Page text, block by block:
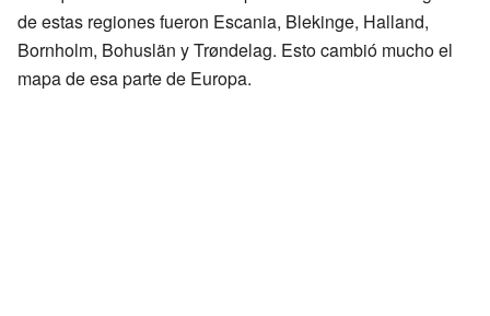
de estas regiones fueron Escania, Blekinge, Halland,
Bornholm, Bohuslän y Trøndelag. Esto cambió mucho el
mapa de esa parte de Europa.